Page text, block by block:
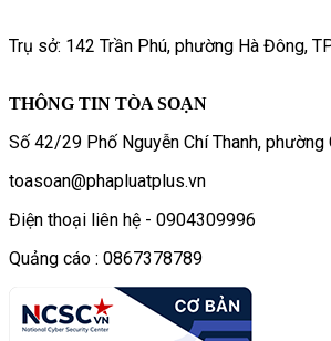
Trụ sở: 142 Trần Phú, phường Hà Đông,
THÔNG TIN TÒA SOẠN
Số 42/29 Phố Nguyễn Chí Thanh, phường
toasoan@phapluatplus.vn
Điện thoại liên hệ - 0904309996
Quảng cáo : 0867378789